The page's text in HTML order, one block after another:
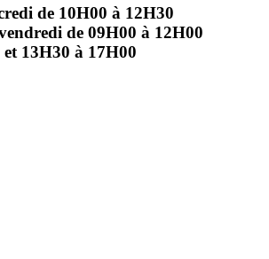
de 10H00 à 12H30
de 09H00 à 12H00
et 13H30 à 17H00